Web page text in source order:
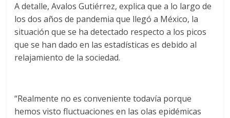
A detalle, Avalos Gutiérrez, explica que a lo largo de
los dos años de pandemia que llegó a México, la
situación que se ha detectado respecto a los picos
que se han dado en las estadísticas es debido al
relajamiento de la sociedad.
“Realmente no es conveniente todavía porque
hemos visto fluctuaciones en las olas epidémicas